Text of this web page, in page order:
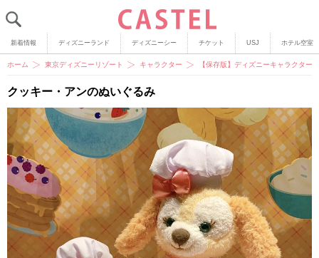
新着情報 ディズニーランド ディズニーシー チケット USJ ホテル空室
ホーム 東京ディズニーリゾート キャラクター 【保存版】ディズニーキャラクター
クッキー・アンのぬいぐるみ